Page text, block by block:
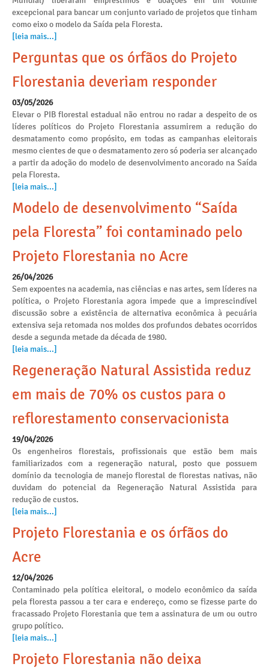
excepcional para bancar um conjunto variado de projetos que tinham
como eixo o modelo da Saída pela Floresta.
[leia mais...]
Perguntas que os órfãos do Projeto
Florestania deveriam responder
03/05/2026
Elevar o PIB florestal estadual não entrou no radar a despeito de os
líderes políticos do Projeto Florestania assumirem a redução do
desmatamento como propósito, em todas as campanhas eleitorais
mesmo cientes de que o desmatamento zero só poderia ser alcançado
a partir da adoção do modelo de desenvolvimento ancorado na Saída
pela Floresta.
[leia mais...]
Modelo de desenvolvimento “Saída
pela Floresta” foi contaminado pelo
Projeto Florestania no Acre
26/04/2026
Sem expoentes na academia, nas ciências e nas artes, sem líderes na
política, o Projeto Florestania agora impede que a imprescindível
discussão sobre a existência de alternativa econômica à pecuária
extensiva seja retomada nos moldes dos profundos debates ocorridos
desde a segunda metade da década de 1980.
[leia mais...]
Regeneração Natural Assistida reduz
em mais de 70% os custos para o
reflorestamento conservacionista
19/04/2026
Os engenheiros florestais, profissionais que estão bem mais
familiarizados com a regeneração natural, posto que possuem
domínio da tecnologia de manejo florestal de florestas nativas, não
duvidam do potencial da Regeneração Natural Assistida para
redução de custos.
[leia mais...]
Projeto Florestania e os órfãos do
Acre
12/04/2026
Contaminado pela política eleitoral, o modelo econômico da saída
pela floresta passou a ter cara e endereço, como se fizesse parte do
fracassado Projeto Florestania que tem a assinatura de um ou outro
grupo político.
[leia mais...]
Projeto Florestania não deixa